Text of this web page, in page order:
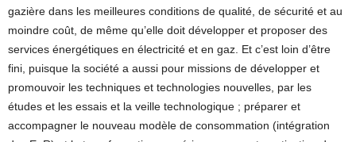
gazière dans les meilleures conditions de qualité, de sécurité et au
moindre coût, de même qu’elle doit développer et proposer des
services énergétiques en électricité et en gaz. Et c’est loin d’être
fini, puisque la société a aussi pour missions de développer et
promouvoir les techniques et technologies nouvelles, par les
études et les essais et la veille technologique ; préparer et
accompagner le nouveau modèle de consommation (intégration